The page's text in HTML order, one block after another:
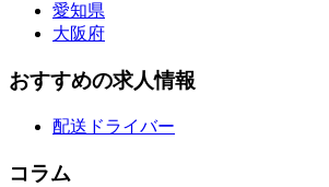
愛知県
大阪府
おすすめの求人情報
配送ドライバー
コラム